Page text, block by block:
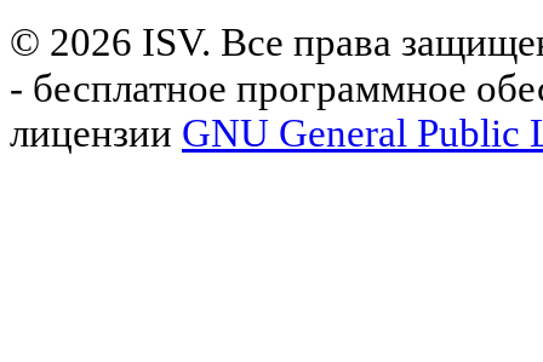
© 2026 ISV. Все права
- бесплатное программное
лицензии GNU General Public